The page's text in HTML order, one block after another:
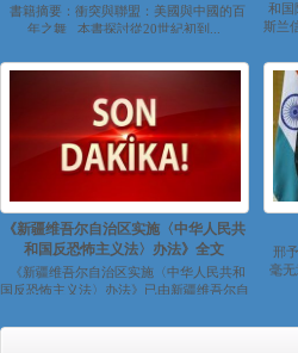
書籍摘要：衝突與聯盟：美國與中國的百
年之舞 本書探討從20世紀初到...
和国
斯兰
《新疆维吾尔自治区实施〈中华人民共
和国反恐怖主义法〉办法》全文
《新疆维吾尔自治区实施〈中华人民共和
国反恐怖主义法〉办法》已由新疆维吾尔自
邢
毫